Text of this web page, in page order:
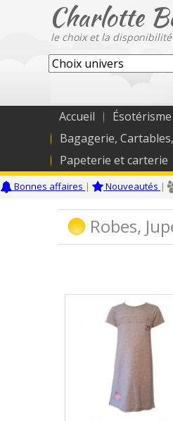
Charlotte
le choix et la
Accueil
Bagagerie,
Papeterie et carterie
Bonnes affaires | Nouveautés |
Robes,